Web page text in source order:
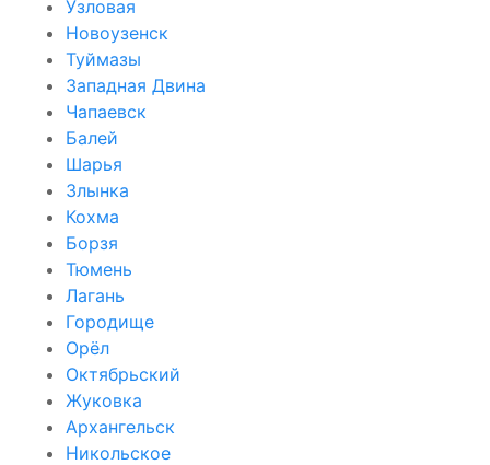
Узловая
Новоузенск
Туймазы
Западная Двина
Чапаевск
Балей
Шарья
Злынка
Кохма
Борзя
Тюмень
Лагань
Городище
Орёл
Октябрьский
Жуковка
Архангельск
Никольское